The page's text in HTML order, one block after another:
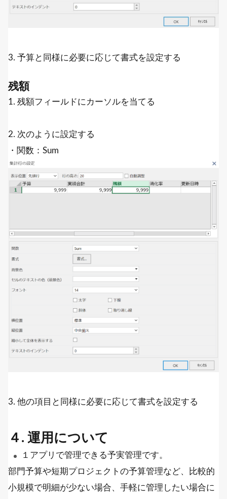
3. 予算と同様に必要に応じて書式を設定する
残額
1. 残額フィールドにカーソルを当てる
2. 次のように設定する
・関数：Sum
3. 他の項目と同様に必要に応じて書式を設定する
４. 運用について
１アプリで管理できる予実管理です。
部門予算や短期プロジェクトの予算管理など、比較的
小規模で明細が少ない場合、手軽に管理したい場合に